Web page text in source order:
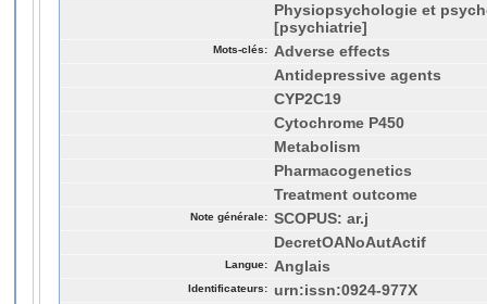
Physiopsychologie et
[psychiatrie]
Mots-clés:
Adverse effects
Antidepressive agents
CYP2C19
Cytochrome P450
Metabolism
Pharmacogenetics
Treatment outcome
Note générale: SCOPUS: ar.j
DecretOANoAutActif
Langue: Anglais
Identificateurs:
urn:issn:0924-977X